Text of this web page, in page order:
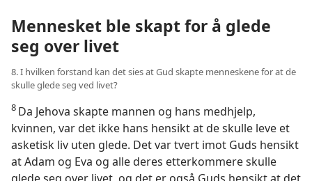
Mennesket ble skapt for å glede
seg over livet
8. I hvilken forstand kan det sies at Gud skapte menneskene for at de
skulle glede seg ved livet?
8 Da Jehova skapte mannen og hans medhjelp,
kvinnen, var det ikke hans hensikt at de skulle leve et
asketisk liv uten glede. Det var tvert imot Guds hensikt
at Adam og Eva og alle deres etterkommere skulle